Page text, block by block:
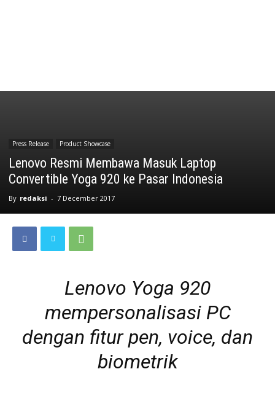
Press Release Product Showcase
Lenovo Resmi Membawa Masuk Laptop
Convertible Yoga 920 ke Pasar Indonesia
By redaksi - 7 December 2017
Lenovo Yoga 920
mempersonalisasi PC
dengan fitur pen, voice, dan
biometrik